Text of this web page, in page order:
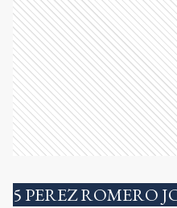
5 PEREZ ROMERO